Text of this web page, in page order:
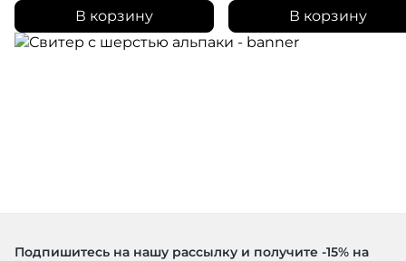
В корзину В корзину
Подпишитесь на нашу рассылку и получите -15% на